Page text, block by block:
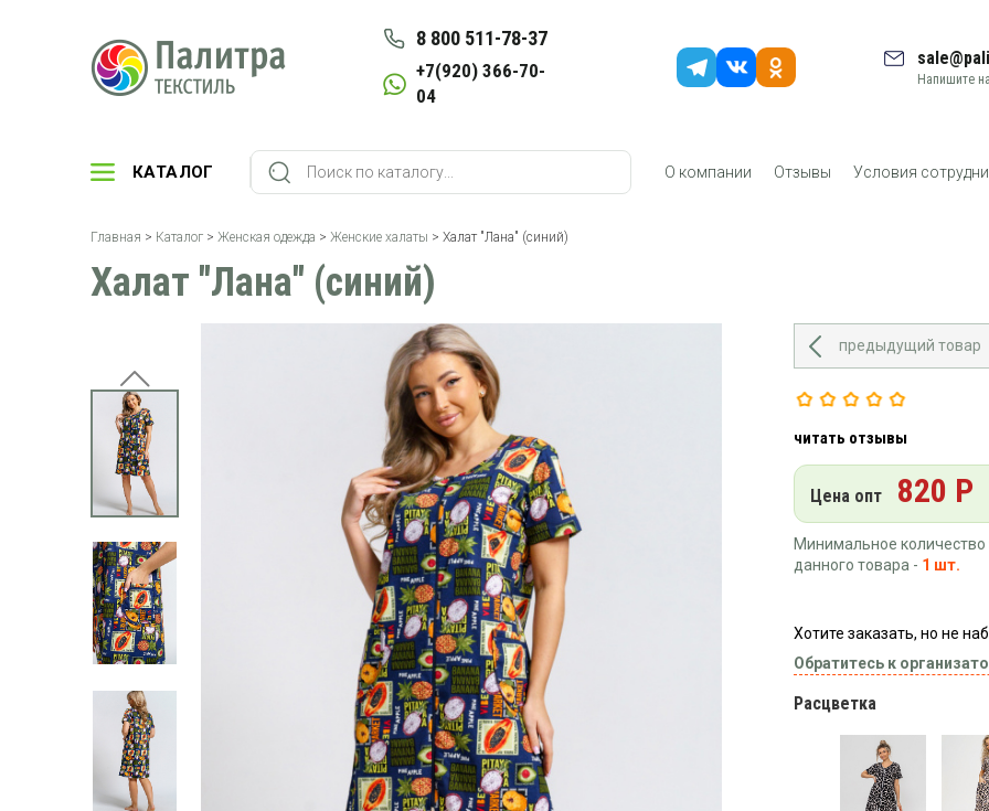
8 800 511-78-37
+7(920) 366-70-
04
Напишите
КАТАЛОГ О компании Отзывы Условия
Главная > Каталог > Женская одежда > Женские халаты > Халат "Лана" (синий)
Халат "Лана" (синий)
предыдущий товар
читать отзывы
Цена опт 820 Р
Минимальное количество
данного товара - 1 шт.
Хотите заказать, но не
Обратитесь к
Расцветка